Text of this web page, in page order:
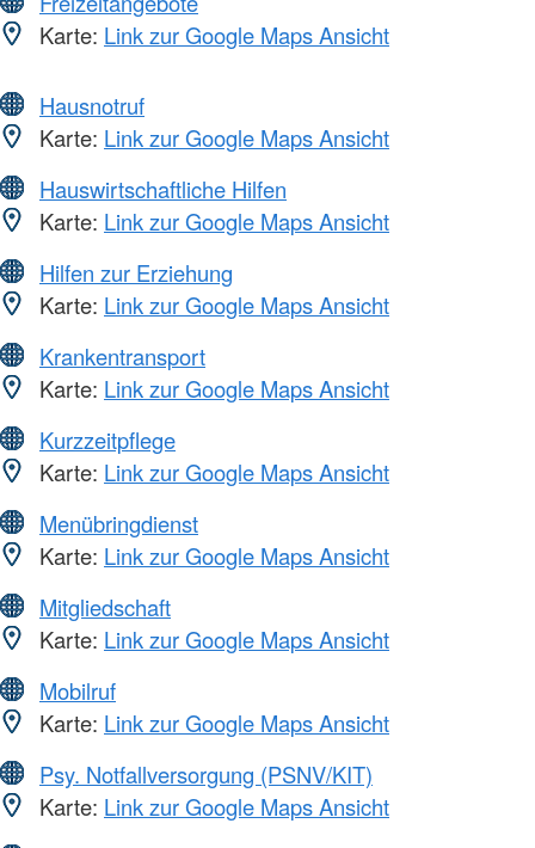
Karte: Link zur Google Maps Ansicht
Hausnotruf
Karte: Link zur Google Maps Ansicht
Hauswirtschaftliche Hilfen
Karte: Link zur Google Maps Ansicht
Hilfen zur Erziehung
Karte: Link zur Google Maps Ansicht
Krankentransport
Karte: Link zur Google Maps Ansicht
Kurzzeitpflege
Karte: Link zur Google Maps Ansicht
Menübringdienst
Karte: Link zur Google Maps Ansicht
Mitgliedschaft
Karte: Link zur Google Maps Ansicht
Mobilruf
Karte: Link zur Google Maps Ansicht
Psy. Notfallversorgung (PSNV/KIT)
Karte: Link zur Google Maps Ansicht